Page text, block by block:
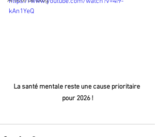
kAn1YeQ
La santé mentale reste une cause prioritaire
pour 2026 !